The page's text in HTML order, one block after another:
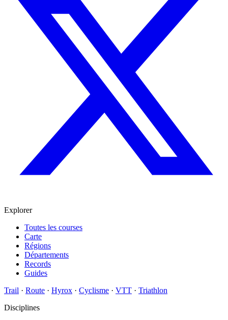
Explorer
Toutes les courses
Carte
Régions
Départements
Records
Guides
Trail · Route · Hyrox · Cyclisme · VTT · Triathlon
Disciplines